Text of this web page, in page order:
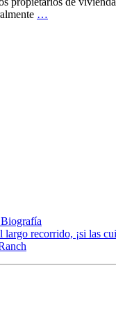
…
largo recorrido, ¡si las